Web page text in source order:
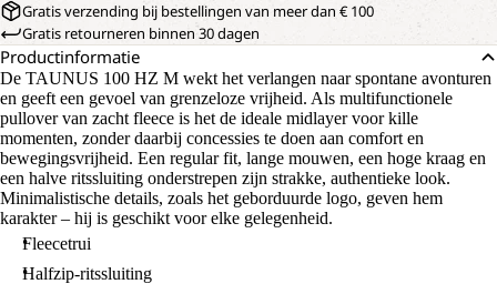
Gratis verzending bij bestellingen van meer dan € 100
Gratis retourneren binnen 30 dagen
Productinformatie
De TAUNUS 100 HZ M wekt het verlangen naar spontane avonturen
en geeft een gevoel van grenzeloze vrijheid. Als multifunctionele
pullover van zacht fleece is het de ideale midlayer voor kille
momenten, zonder daarbij concessies te doen aan comfort en
bewegingsvrijheid. Een regular fit, lange mouwen, een hoge kraag en
een halve ritssluiting onderstrepen zijn strakke, authentieke look.
Minimalistische details, zoals het geborduurde logo, geven hem
karakter – hij is geschikt voor elke gelegenheid.
Fleecetrui
Halfzip-ritssluiting